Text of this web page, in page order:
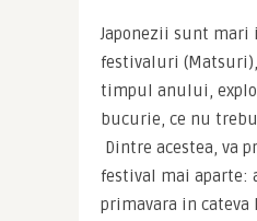
Japonezii sunt
festivaluri
timpul anului,
bucurie, ce nu
Dintre acestea, va
festival mai aparte:
primavara in